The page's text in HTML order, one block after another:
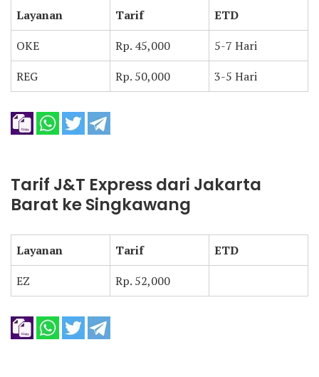
Layanan Tarif
ETD
OKE
Rp. 45,000
5-7 Hari
REG
Rp. 50,000 3-5 Hari
Tarif J&T Express dari Jakarta
Barat ke Singkawang
Layanan Tarif
ETD
EZ
Rp. 52,000